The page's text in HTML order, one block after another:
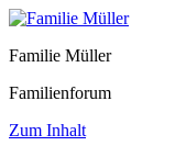
Familie Müller
Familienforum
Zum Inhalt